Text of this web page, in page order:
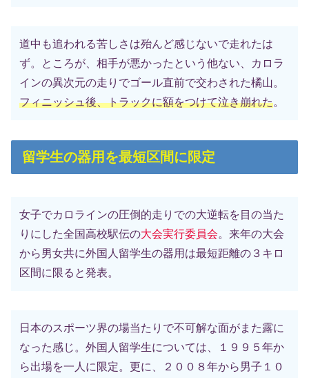
道中も追われる苦しさは殆んど感じないで走れたは
ず。ところが、相手が悪かったという他ない、カロラ
インの異次元の走りでゴール直前で交わされた橘山。
フィニッシュ後、トラックに額をつけて泣き崩れた。
留学生の器用を最短区間に限定
女子でカロラインの圧倒的走りでの大逆転を目の当た
りにした全国高校駅伝の大会実行委員会。来年の大会
から男女共に外国人留学生の器用は最短距離の３キロ
区間に限ると発表。
日本のスポーツ界の場当たりで不可解な面がまた露に
なった感じ。外国人留学生については、１９９５年か
ら出場を一人に限定。更に、２００８年から男子１０